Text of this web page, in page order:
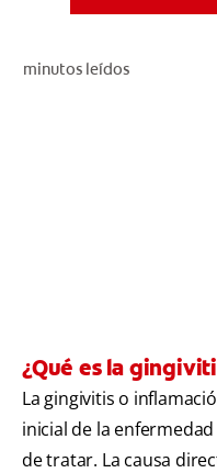
minutos leídos
¿Qué es la
La gingivitis o
inicial de la
de tratar. La causa